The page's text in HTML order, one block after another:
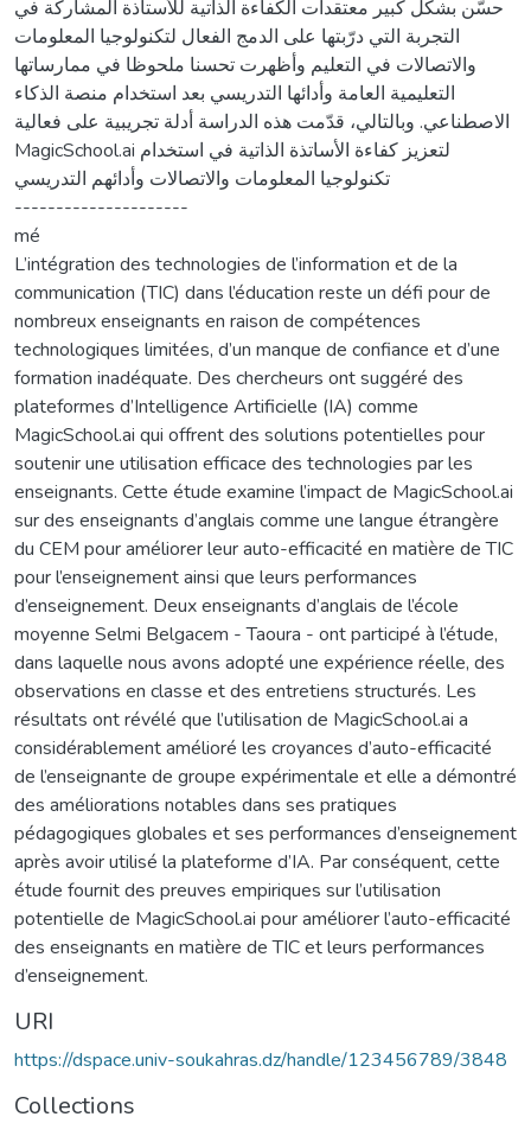
حسّن بشكل كبير معتقدات الكفاءة الذاتية للأستاذة المشاركة في
التجربة التي درّبتها على الدمج الفعال لتكنولوجيا المعلومات
والاتصالات في التعليم وأظهرت تحسنا ملحوظا في ممارساتها
التعليمية العامة وأدائها التدريسي بعد استخدام منصة الذكاء
الاصطناعي. وبالتالي، قدّمت هذه الدراسة أدلة تجريبية على فعالية
MagicSchool.ai لتعزيز كفاءة الأساتذة الذاتية في استخدام
تكنولوجيا المعلومات والاتصالات وأدائهم التدريسي
---------------------
mé
L’intégration des technologies de l’information et de la
communication (TIC) dans l’éducation reste un défi pour de
nombreux enseignants en raison de compétences
technologiques limitées, d’un manque de confiance et d’une
formation inadéquate. Des chercheurs ont suggéré des
plateformes d’Intelligence Artificielle (IA) comme
MagicSchool.ai qui offrent des solutions potentielles pour
soutenir une utilisation efficace des technologies par les
enseignants. Cette étude examine l’impact de MagicSchool.ai
sur des enseignants d’anglais comme une langue étrangère
du CEM pour améliorer leur auto-efficacité en matière de TIC
pour l’enseignement ainsi que leurs performances
d’enseignement. Deux enseignants d’anglais de l’école
moyenne Selmi Belgacem - Taoura - ont participé à l’étude,
dans laquelle nous avons adopté une expérience réelle, des
observations en classe et des entretiens structurés. Les
résultats ont révélé que l’utilisation de MagicSchool.ai a
considérablement amélioré les croyances d’auto-efficacité
de l’enseignante de groupe expérimentale et elle a démontré
des améliorations notables dans ses pratiques
pédagogiques globales et ses performances d’enseignement
après avoir utilisé la plateforme d’IA. Par conséquent, cette
étude fournit des preuves empiriques sur l’utilisation
potentielle de MagicSchool.ai pour améliorer l’auto-efficacité
des enseignants en matière de TIC et leurs performances
d’enseignement.
URI
https://dspace.univ-soukahras.dz/handle/123456789/3848
Collections